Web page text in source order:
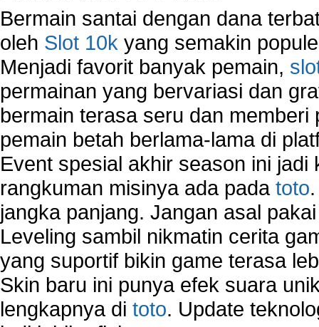
Bermain santai dengan dana
oleh Slot 10k yang semakin
Menjadi favorit banyak pemain,
permainan yang bervariasi dan
bermain terasa seru dan
pemain betah berlama-lama di
Event spesial akhir season ini
rangkuman misinya ada pada toto
jangka panjang. Jangan asal
Leveling sambil nikmatin cerita
yang suportif bikin game terasa
Skin baru ini punya efek suara
lengkapnya di toto. Update